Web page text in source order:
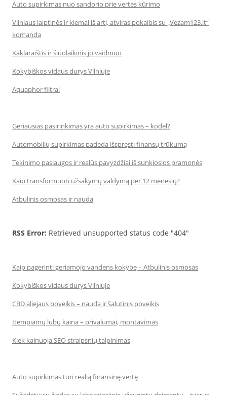
Auto supirkimas nuo sandorio prie vertės kūrimo
Vilniaus laiptinės ir kiemai iš arti, atviras pokalbis su „Vezam123.lt“
komanda
Kaklaraištis ir šiuolaikinis jo vaidmuo
Kokybiškos vidaus durys Vilniuje
Aquaphor filtrai
Geriausias pasirinkimas yra auto supirkimas – kodėl?
Automobilių supirkimas padeda išspręsti finansų trūkumą
Tekinimo paslaugos ir realūs pavyzdžiai iš sunkiosios pramonės
Kaip transformuoti užsakymų valdymą per 12 mėnesių?
Atbulinis osmosas ir nauda
RSS Error: Retrieved unsupported status code "404"
Kaip pagerinti geriamojo vandens kokybę – Atbulinis osmosas
Kokybiškos vidaus durys Vilniuje
CBD aliejaus poveikis – nauda ir šalutinis poveikis
Įtempiamų lubų kaina – privalumai, montavimas
Kiek kainuoja SEO straipsnių talpinimas
Auto supirkimas turi realią finansinę vertę